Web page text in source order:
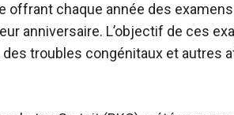
offrant chaque année des
anniversaire. L’objectif de ces
troubles congénitaux et autres